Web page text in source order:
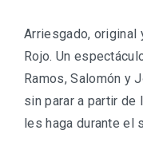
Arriesgado, original
Rojo. Un
Ramos, Salomón y
sin parar a partir
les haga durante el